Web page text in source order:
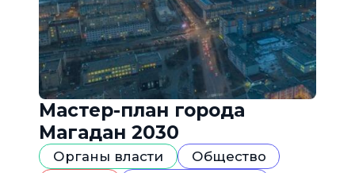
Мастер-план города
Магадан 2030
Органы власти
Общество